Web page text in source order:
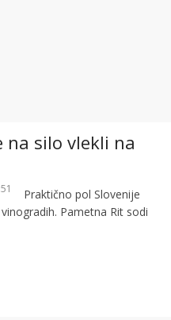
na silo vlekli na
Praktično pol Slovenije
Pametna Rit sodi